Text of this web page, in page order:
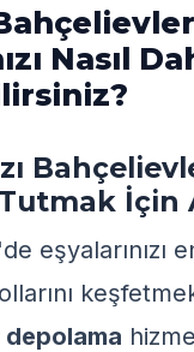
Nasıl
İçin
eşyalarınızı